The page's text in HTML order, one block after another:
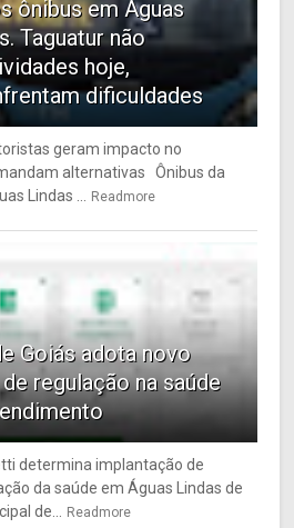
ônibus em Águas
Taguatur não
hoje,
dificuldades
geram impacto no
alternativas Ônibus da
Lindas ... Readmore
Goiás adota novo
regulação na saúde
determina implantação de
da saúde em Águas Lindas de
de... Readmore